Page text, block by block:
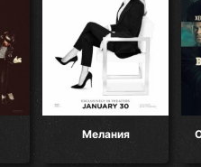
Мелания